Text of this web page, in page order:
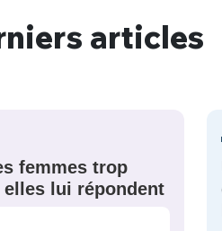
articles
femmes trop
lui répondent
vous